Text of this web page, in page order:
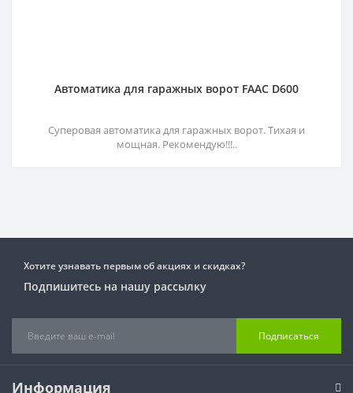
Автоматика для гаражных ворот FAAC D600
Суперовая автоматика для гаражных ворот. Тихая и
мощная. Рекомендую!!!..
Хотите узнавать первым об акциях и скидках?
Подпишитесь на нашу рассылку
Подписаться
Информация